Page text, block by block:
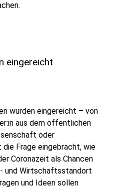
eingereicht
wurden eingereicht – von
aus dem öffentlichen
oder
Frage eingebracht, wie
Coronazeit als Chancen
und Wirtschaftsstandort
und Ideen sollen